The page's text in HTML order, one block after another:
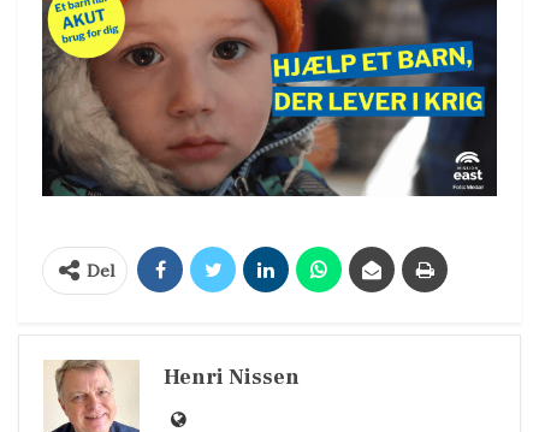
Del
Henri Nissen